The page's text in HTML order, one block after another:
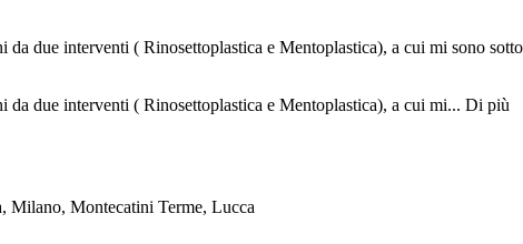
da due interventi ( Rinosettoplastica e Mentoplastica), a cui mi sono
da due interventi ( Rinosettoplastica e Mentoplastica), a cui mi... Di più
Milano, Montecatini Terme, Lucca